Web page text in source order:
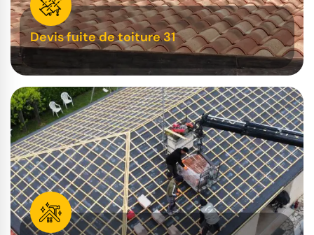
Devis fuite de toiture 31